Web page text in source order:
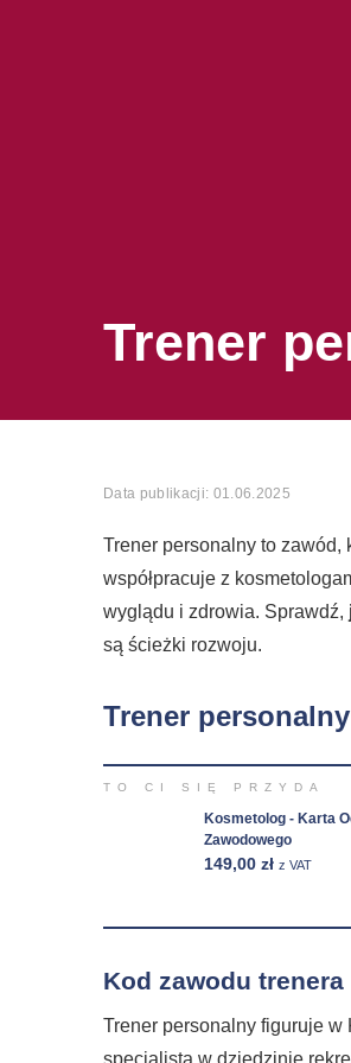
Trener
Data publikacji: 01.06.2025
Trener personalny to zawód,
współpracuje z
wyglądu i zdrowia. Sprawdź,
są ścieżki rozwoju.
Trener
TO CI SIĘ PRZYDA
Kosmetolog - Karta
Zawodowego
149,00 zł z VAT
Kod zawodu
Trener personalny figuruje
specjalista w dziedzinie